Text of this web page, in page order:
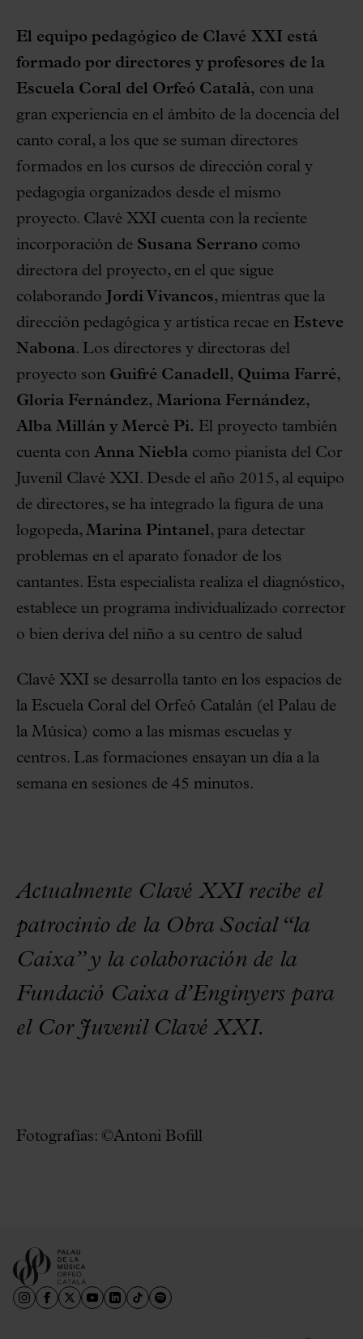
El equipo pedagógico de Clavé XXI está
formado por directores y profesores de la
Escuela Coral del Orfeó Català, con una
gran experiencia en el ámbito de la docencia del
canto coral, a los que se suman directores
formados en los cursos de dirección coral y
pedagogía organizados desde el mismo
proyecto. Clavé XXI cuenta con la reciente
incorporación de Susana Serrano como
directora del proyecto, en el que sigue
colaborando
Jordi Vivancos, mientras que la
dirección pedagógica y artística recae en Esteve
Nabona. Los directores y directoras del
proyecto son Guifré Canadell, Quima Farré,
Gloria Fernández, Mariona Fernández,
Alba Millán y Mercè Pi. El proyecto también
cuenta con Anna Niebla como pianista del Cor
Juvenil Clavé XXI. Desde el año 2015, al equipo
de directores, se ha integrado la figura de una
logopeda, Marina Pintanel, para detectar
problemas en el aparato fonador de los
cantantes. Esta especialista realiza el diagnóstico,
establece un programa individualizado corrector
o bien deriva del niño a su centro de salud
Clavé XXI se desarrolla tanto en los espacios de
la Escuela Coral del Orfeó Catalán (el Palau de
la Música) como a las mismas escuelas y
centros. Las formaciones ensayan un día a la
semana en sesiones de 45 minutos.
Actualmente Clavé XXI recibe el
patrocinio de la Obra Social “la
Caixa” y la colaboración de la
Fundació Caixa d’Enginyers para
el Cor Juvenil Clavé XXI.
Fotografías: ©Antoni Bofill